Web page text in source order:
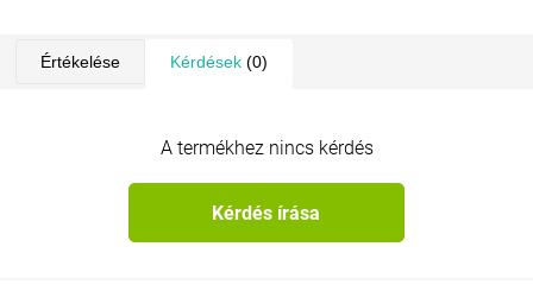
Értékelése Kérdések(0)
A termékhez nincs kérdés
Kérdés írása